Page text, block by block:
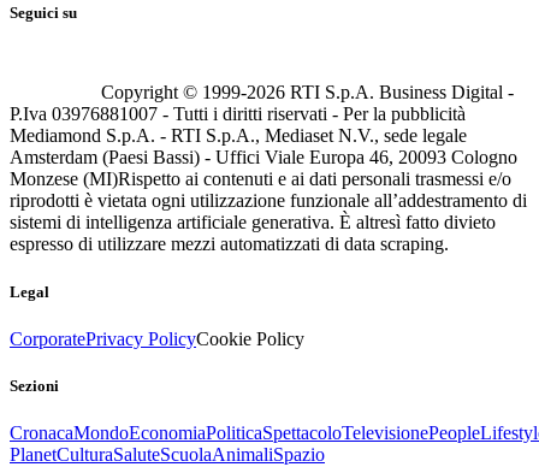
Seguici su
Copyright © 1999-2026 RTI S.p.A. Business Digital -
P.Iva 03976881007 - Tutti i diritti riservati - Per la pubblicità
Mediamond S.p.A. - RTI S.p.A., Mediaset N.V., sede legale
Amsterdam (Paesi Bassi) - Uffici Viale Europa 46, 20093 Cologno
Monzese (MI)Rispetto ai contenuti e ai dati personali trasmessi e/o
riprodotti è vietata ogni utilizzazione funzionale all’addestramento di
sistemi di intelligenza artificiale generativa. È altresì fatto divieto
espresso di utilizzare mezzi automatizzati di data scraping.
Legal
CorporatePrivacy PolicyCookie Policy
Sezioni
CronacaMondoEconomiaPoliticaSpettacoloTelevisionePeople
PlanetCulturaSaluteScuolaAnimaliSpazio